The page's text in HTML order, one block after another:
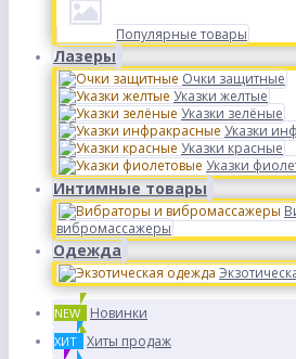
Популярные товары
Лазеры
Очки защитные
Указки желтые
Указки зелёные
Указки
Указки красные
Указки
Интимные товары
вибромассажеры
Одежда
NEW Новинки
ХИТ Хиты продаж